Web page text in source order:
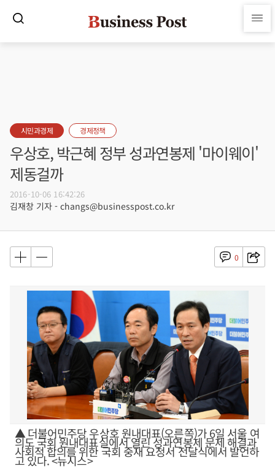
시민과경제 경제정책
우상호, 박근혜 정부 성과연봉제 '마이웨이'
제동걸까
2016-10-06 16:42:26
김재창 기자 - changs@businesspost.co.kr
0
▲ 더불어민주당 우상호 원내대표(오른쪽)가 6일 서울 여
의도 국회 원내대표실에서 열린 성과연봉제 문제 해결과
사회적 합의를 위한 국회 중재 요청서 전달식에서 발언하
고 있다. <뉴시스>